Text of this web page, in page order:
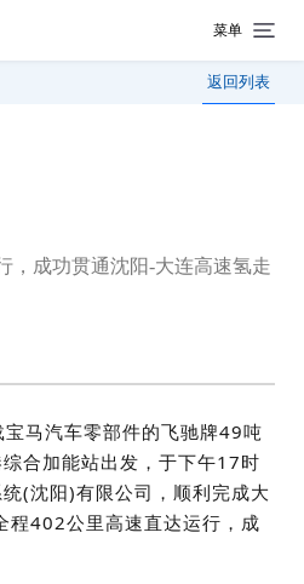
菜单
返回列表
，成功贯通沈阳-大连高速氢走
马汽车零部件的飞驰牌49吨
合加能站出发，于下午17时
(沈阳)有限公司，顺利完成大
程402公里高速直达运行，成